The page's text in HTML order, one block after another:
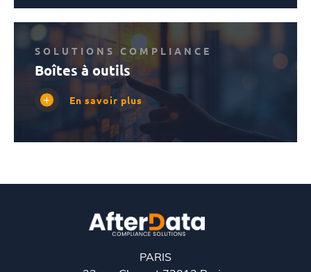
SOLUTIONS COMPLIANCE
Boîtes à outils
En savoir plus
PARIS